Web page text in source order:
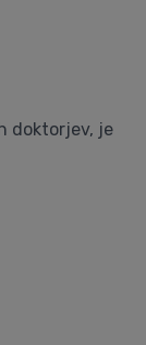
doktorjev, je